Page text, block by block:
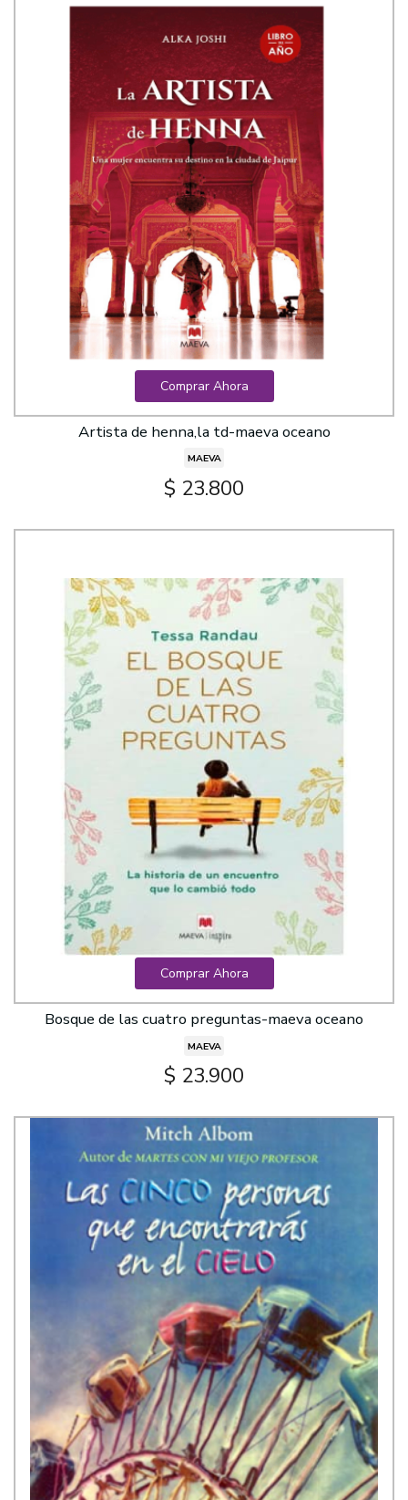
Comprar Ahora
Artista de henna,la td-maeva oceano
MAEVA
$ 23.800
Comprar Ahora
Bosque de las cuatro preguntas-maeva oceano
MAEVA
$ 23.900